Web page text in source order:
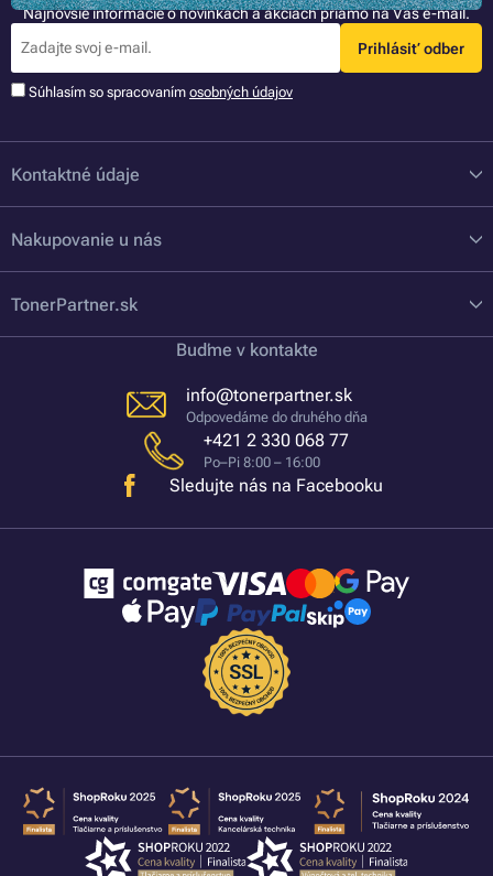
Najnovšie informácie o novinkách a akciách priamo na Váš e-mail.
Prihlásiť odber
Súhlasím so spracovaním osobných údajov
Kontaktné údaje
Nakupovanie u nás
TonerPartner.sk
Buďme v kontakte
info@tonerpartner.sk
Odpovedáme do druhého dňa
+421 2 330 068 77
Po–Pi 8:00 – 16:00
Sledujte nás na Facebooku